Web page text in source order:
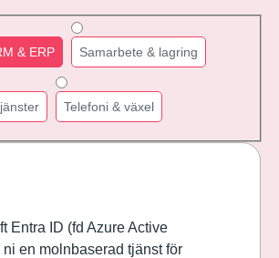
& ERP Samarbete & lagring
Telefoni & växel
Entra ID (fd Azure Active
ni en molnbaserad tjänst för